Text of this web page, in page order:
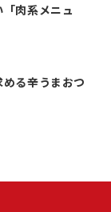
「肉系メニュ
る辛うまおつ